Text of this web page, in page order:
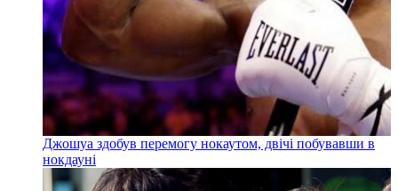
Джошуа здобув перемогу нокаутом, двічі побувавши в
нокдауні